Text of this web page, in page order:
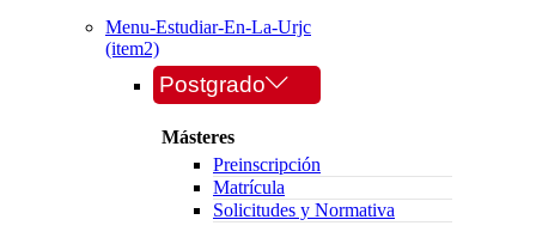
Menu-Estudiar-En-La-Urjc
(item2)
Postgrado
Másteres
Preinscripción
Matrícula
Solicitudes y Normativa